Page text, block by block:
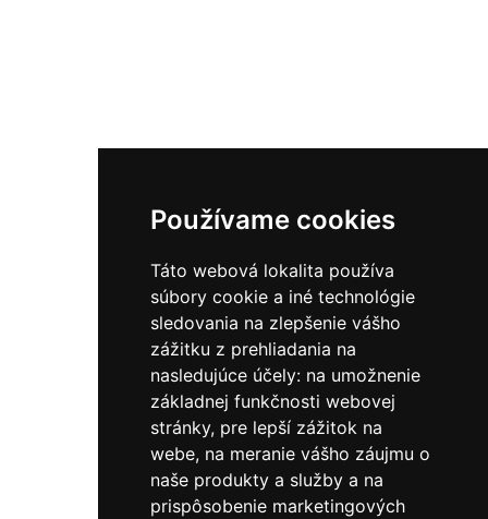
Používame cookies
Táto webová lokalita používa
súbory cookie a iné technológie
sledovania na zlepšenie vášho
zážitku z prehliadania na
nasledujúce účely: na umožnenie
základnej funkčnosti webovej
stránky, pre lepší zážitok na
webe, na meranie vášho záujmu o
naše produkty a služby a na
prispôsobenie marketingových